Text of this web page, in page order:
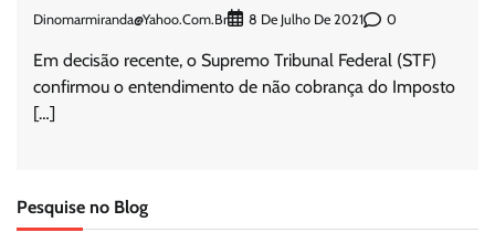
Dinomarmiranda@yahoo.com.br 8 De Julho De 2021 0
Em decisão recente, o Supremo Tribunal Federal (STF)
confirmou o entendimento de não cobrança do Imposto
[…]
Pesquise no Blog